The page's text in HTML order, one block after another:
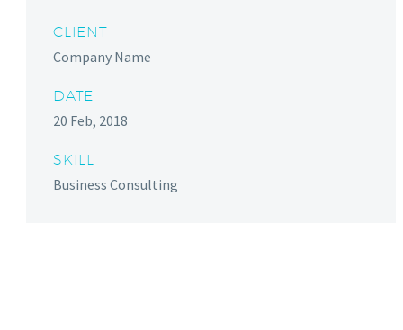
CLIENT
Company Name
DATE
20 Feb, 2018
SKILL
Business Consulting